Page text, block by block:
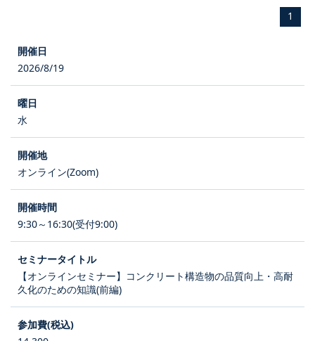
1
2026/8/19
水
オンライン(Zoom)
9:30～16:30(受付9:00)
【オンラインセミナー】コンクリート構造物の品質向上・高耐
久化のための知識(前編)